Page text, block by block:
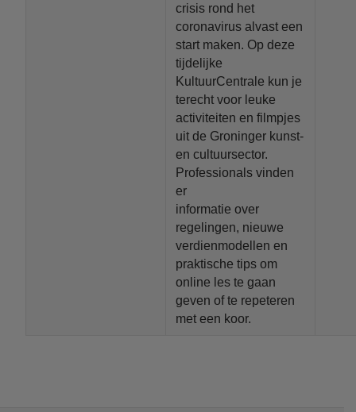
crisis rond het
coronavirus alvast een
start maken. Op deze
tijdelijke
KultuurCentrale kun je
terecht voor leuke
activiteiten en filmpjes
uit de Groninger kunst-
en cultuursector.
Professionals vinden
er
informatie over
regelingen, nieuwe
verdienmodellen en
praktische tips om
online les te gaan
geven of te repeteren
met een koor.